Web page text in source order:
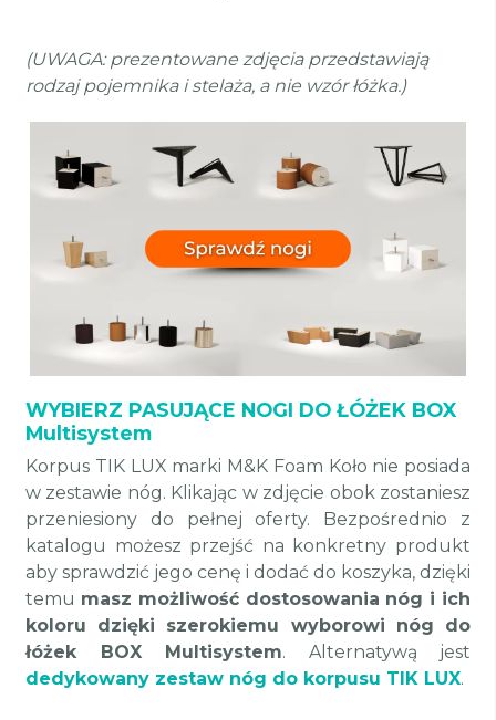
(UWAGA: prezentowane zdjęcia przedstawiają
rodzaj pojemnika i stelaża, a nie wzór łóżka.)
WYBIERZ PASUJĄCE NOGI DO ŁÓŻEK BOX
Multisystem
Korpus TIK LUX marki M&K Foam Koło nie posiada
w zestawie nóg. Klikając w zdjęcie obok zostaniesz
przeniesiony do pełnej oferty. Bezpośrednio z
katalogu możesz przejść na konkretny produkt
aby sprawdzić jego cenę i dodać do koszyka, dzięki
temu masz możliwość dostosowania nóg i ich
koloru dzięki szerokiemu wyborowi nóg do
łóżek BOX Multisystem. Alternatywą jest
dedykowany zestaw nóg do korpusu TIK LUX.